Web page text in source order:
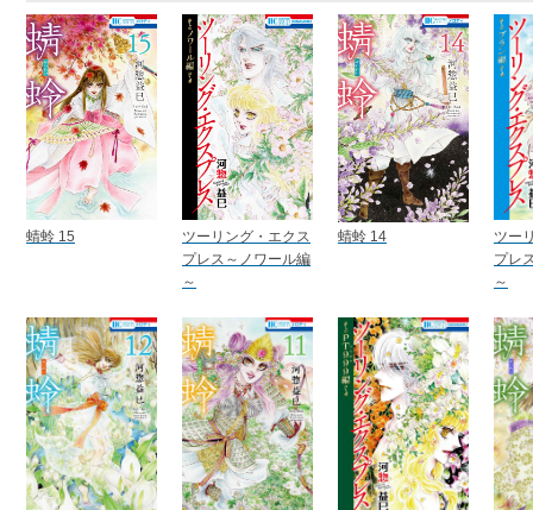
蜻蛉 15
ツーリング・エクス
プレス～ノワール編
～
蜻蛉 14
ツー
プレ
～